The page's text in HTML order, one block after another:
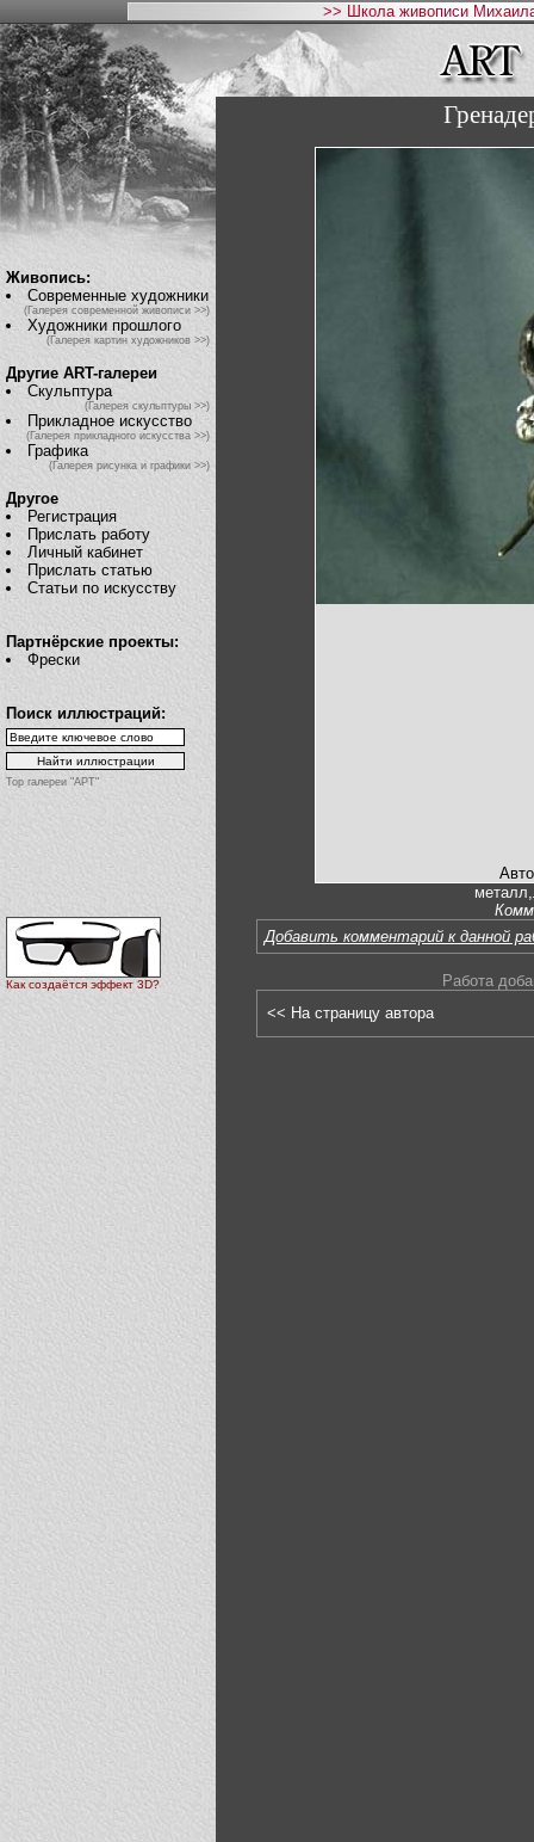
>> Школа живописи
Живопись:
Современные художники
(Галерея современной живописи >>)
Художники прошлого
(Галерея картин художников >>)
Другие ART-галереи
Скульптура
(Галерея скульптуры >>)
Прикладное искусство
(Галерея прикладного искусства >>)
Графика
(Галерея рисунка и графики >>)
Другое
Регистрация
Прислать работу
Личный кабинет
Прислать статью
Статьи по искусству
Партнёрские проекты:
Фрески
Поиск иллюстраций:
Top галереи "АРТ"
Как создаётся эффект 3D?
Добавить комментарий к данной
Работа
<< На страницу автора